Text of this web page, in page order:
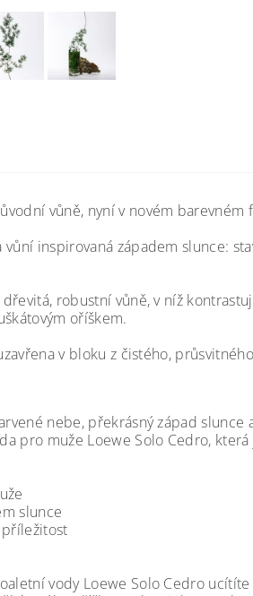
vůně, nyní v novém
vůní inspirovaná západem slunce:
dřevitá, robustní vůně, v níž
oříškem.
v bloku z čistého,
nebe, překrásný západ
pro muže Loewe Solo Cedro,
slunce
vody Loewe Solo Cedro